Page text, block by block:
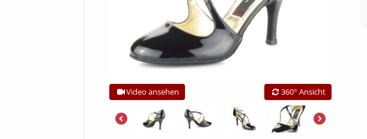
Video ansehen 360° Ansicht